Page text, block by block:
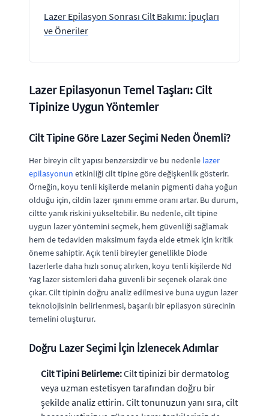
Lazer Epilasyon Sonrası Cilt Bakımı: İpuçları
ve Öneriler
Lazer Epilasyonun Temel Taşları: Cilt
Tipinize Uygun Yöntemler
Cilt Tipine Göre Lazer Seçimi Neden Önemli?
Her bireyin cilt yapısı benzersizdir ve bu nedenle lazer
epilasyonun etkinliği cilt tipine göre değişkenlik gösterir.
Örneğin, koyu tenli kişilerde melanin pigmenti daha yoğun
olduğu için, cildin lazer ışınını emme oranı artar. Bu durum,
ciltte yanık riskini yükseltebilir. Bu nedenle, cilt tipine
uygun lazer yöntemini seçmek, hem güvenliği sağlamak
hem de tedaviden maksimum fayda elde etmek için kritik
öneme sahiptir. Açık tenli bireyler genellikle Diode
lazerlerle daha hızlı sonuç alırken, koyu tenli kişilerde Nd
Yag lazer sistemleri daha güvenli bir seçenek olarak öne
çıkar. Cilt tipinin doğru analiz edilmesi ve buna uygun lazer
teknolojisinin belirlenmesi, başarılı bir epilasyon sürecinin
temelini oluşturur.
Doğru Lazer Seçimi İçin İzlenecek Adımlar
Cilt Tipini Belirleme:Cilt tipinizi bir dermatolog
veya uzman estetisyen tarafından doğru bir
şekilde analiz ettirin. Cilt tonunuzun yanı sıra, cilt